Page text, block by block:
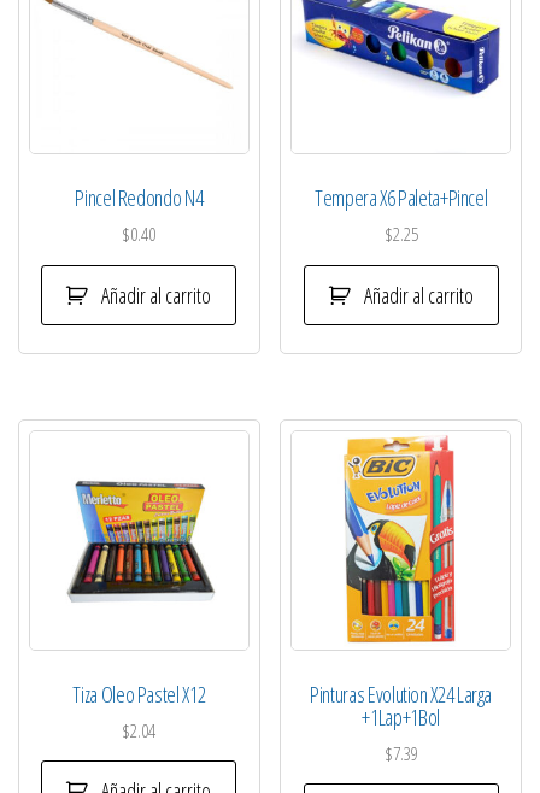
Pincel Redondo N4
$0.40
Añadir al carrito
Tempera X6 Paleta+Pincel
$2.25
Añadir al carrito
Tiza Oleo Pastel X12
$2.04
Pinturas Evolution X24 Larga
+1Lap+1Bol
$7.39